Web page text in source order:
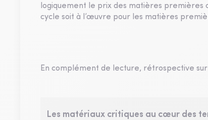
logiquement le prix des matières premières
cycle soit à l’œuvre pour les matières
En complément de lecture, rétrospective sur
Les matériaux critiques au cœur des